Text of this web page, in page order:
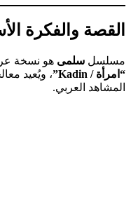
القصة والفكرة
مسلسل سلمى هو نسخة
“امرأة / Kadin”
، ويُعيد
المشاهد العربي.